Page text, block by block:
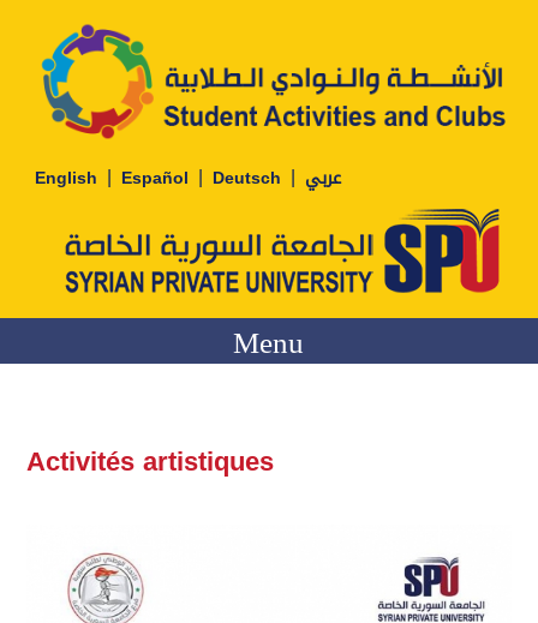
English | Español | Deutsch | عربي
Menu
Activités artistiques